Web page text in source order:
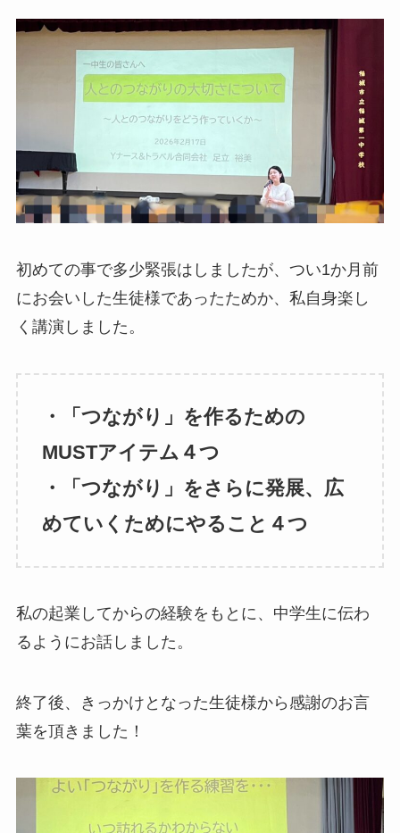
初めての事で多少緊張はしましたが、つい1か月前
にお会いした生徒様であったためか、私自身楽し
く講演しました。
・「つながり」を作るための
MUSTアイテム４つ
・「つながり」をさらに発展、広
めていくためにやること４つ
私の起業してからの経験をもとに、中学生に伝わ
るようにお話しました。
終了後、きっかけとなった生徒様から感謝のお言
葉を頂きました！